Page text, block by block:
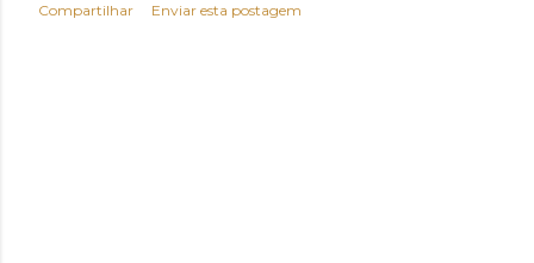
Compartilhar Enviar esta postagem